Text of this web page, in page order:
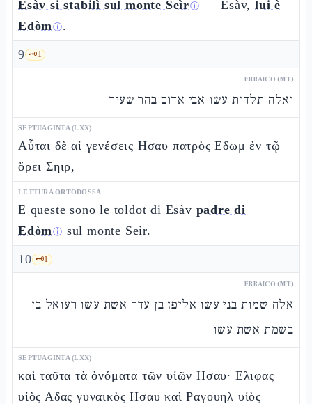
Esàv si stabilì sul monte Seìrⓘ — Esàv,lui è
Edòmⓘ.
9 🗝️1
EBRAICO (MT)
ואלה תלדות עשו אבי אדום בהר שעיר
SEPTUAGINTA (LXX)
Αὗται δὲ αἱ γενέσεις Ησαυ πατρὸς Εδωμ ἐν τῷ
ὄρει Σηιρ,
LETTURA ORTODOSSA
E queste sono le toldot di Esàv padre di
Edòmⓘ sul monte Seìr.
10 🗝️1
EBRAICO (MT)
אלה שמות בני עשו אליפז בן עדה אשת עשו רעואל בן
בשמת אשת עשו
SEPTUAGINTA (LXX)
καὶ ταῦτα τὰ ὀνόματα τῶν υἱῶν Ησαυ· Ελιφας
υἱὸς Αδας γυναικὸς Ησαυ καὶ Ραγουηλ υἱὸς